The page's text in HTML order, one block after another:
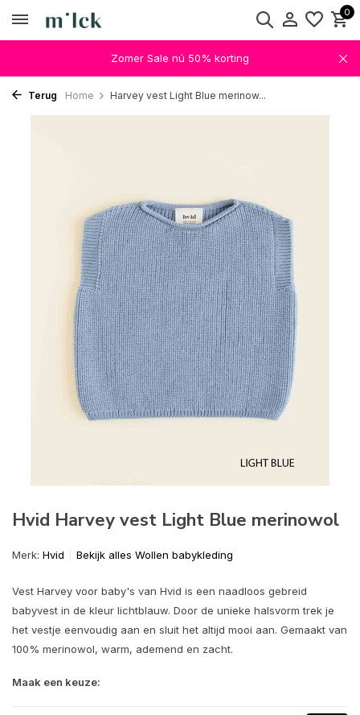
0
Zomer Sale nú 50% korting
Terug Home Harvey vest Light Blue merinow...
Hvid Harvey vest Light Blue merinowol
Merk: Hvid Bekijk alles Wollen babykleding
Vest Harvey voor baby's van Hvid is een naadloos gebreid
babyvest in de kleur lichtblauw. Door de unieke halsvorm trek je
het vestje eenvoudig aan en sluit het altijd mooi aan. Gemaakt van
100% merinowol, warm, ademend en zacht.
Maak een keuze: